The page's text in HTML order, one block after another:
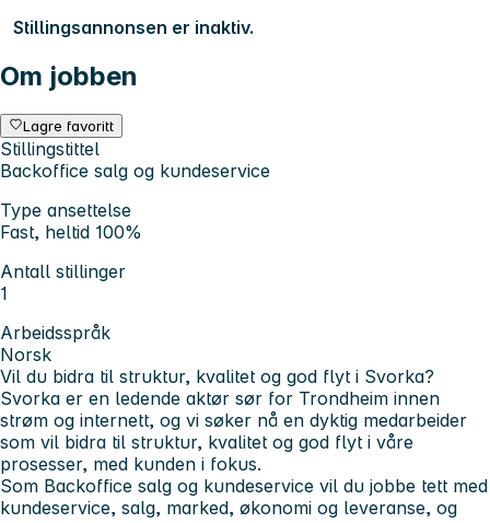
Stillingsannonsen er inaktiv.
Om jobben
Lagre favoritt
Stillingstittel
Backoffice salg og kundeservice
Type ansettelse
Fast, heltid 100%
Antall stillinger
1
Arbeidsspråk
Norsk
Vil du bidra til struktur, kvalitet og god flyt i Svorka?
Svorka er en ledende aktør sør for Trondheim innen
strøm og internett, og vi søker nå en dyktig medarbeider
som vil bidra til struktur, kvalitet og god flyt i våre
prosesser, med kunden i fokus.
Som Backoffice salg og kundeservice vil du jobbe tett med
kundeservice, salg, marked, økonomi og leveranse, og